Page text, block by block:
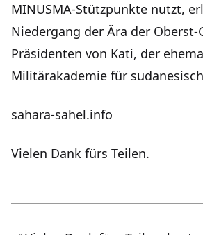
MINUSMA-Stützpunkte nutzt,
Niedergang der Ära der Oberst-
Präsidenten von Kati, der
Militärakademie für
sahara-sahel.info
Vielen Dank fürs Teilen.